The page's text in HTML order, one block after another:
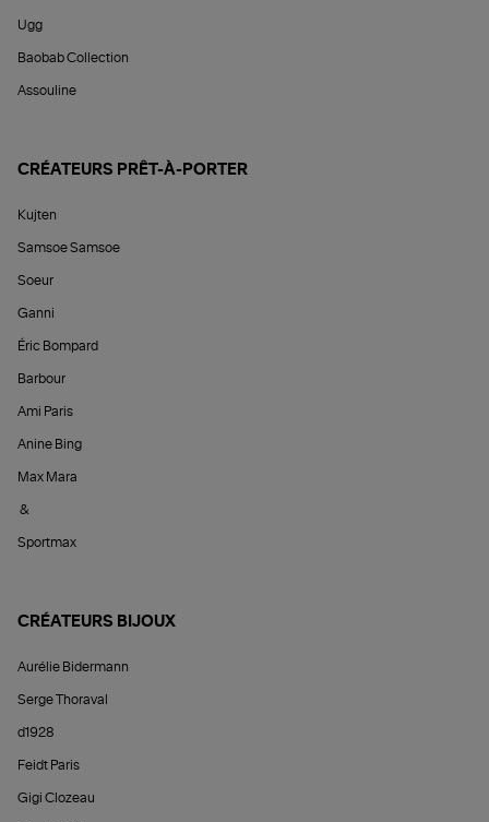
Ugg
Baobab Collection
Assouline
CRÉATEURS PRÊT-À-PORTER
Kujten
Samsoe Samsoe
Soeur
Ganni
Éric Bompard
Barbour
Ami Paris
Anine Bing
Max Mara
&
Sportmax
CRÉATEURS BIJOUX
Aurélie Bidermann
Serge Thoraval
d1928
Feidt Paris
Gigi Clozeau